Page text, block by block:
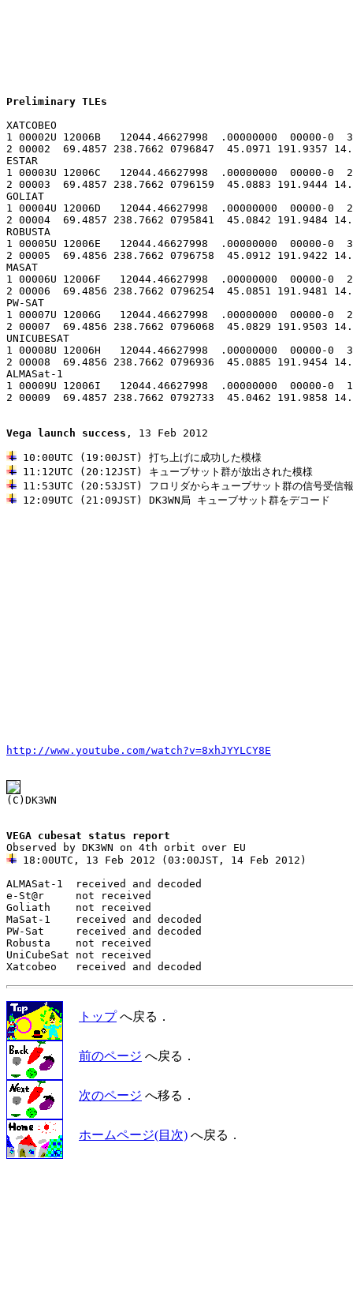
Preliminary TLEs
XATCOBEO
1 00002U 12006B   12044.46627998  .00000000  00000-0
2 00002  69.4857 238.7662 0796847  45.0971 191.9357
ESTAR
1 00003U 12006C   12044.46627998  .00000000  00000-0
2 00003  69.4857 238.7662 0796159  45.0883 191.9444
GOLIAT
1 00004U 12006D   12044.46627998  .00000000  00000-0
2 00004  69.4857 238.7662 0795841  45.0842 191.9484
ROBUSTA
1 00005U 12006E   12044.46627998  .00000000  00000-0
2 00005  69.4856 238.7662 0796758  45.0912 191.9422
MASAT
1 00006U 12006F   12044.46627998  .00000000  00000-0
2 00006  69.4856 238.7662 0796254  45.0851 191.9481
PW-SAT
1 00007U 12006G   12044.46627998  .00000000  00000-0
2 00007  69.4856 238.7662 0796068  45.0829 191.9503
UNICUBESAT
1 00008U 12006H   12044.46627998  .00000000  00000-0
2 00008  69.4856 238.7662 0796936  45.0885 191.9454
ALMASat-1
1 00009U 12006I   12044.46627998  .00000000  00000-0
2 00009  69.4857 238.7662 0792733  45.0462 191.9858
Vega launch success , 13 Feb 2012
12:09UTC (21:09JST) DK3WN局 キューブサット群をデコード
http://www.youtube.com/watch?v=8xhJYYLCY8E
VEGA cubesat status report
18:00UTC, 13 Feb 2012 (03:00JST, 14 Feb 2012)
ALMASat-1  received and decoded
e-St@r     not received
Goliath    not received
MaSat-1    received and decoded
PW-Sat     received and decoded
Robusta    not received
UniCubeSat not received
トップへ戻る．
前のページ へ戻る．
次のページ へ移る．
ホームページ(目次) へ戻る．